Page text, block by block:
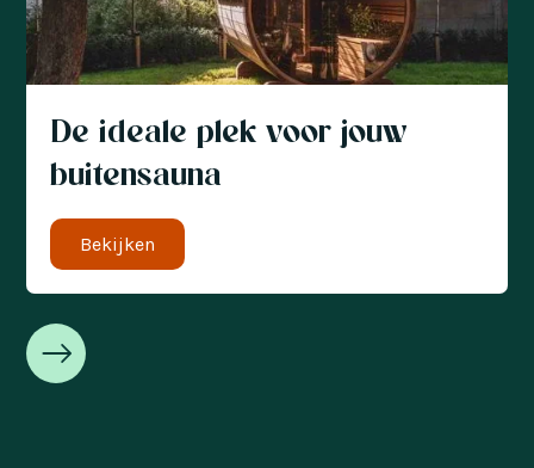
De ideale plek voor jouw
buitensauna
Bekijken